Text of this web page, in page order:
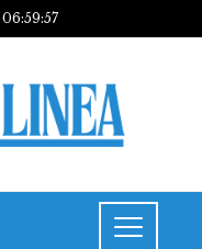
06:59:58